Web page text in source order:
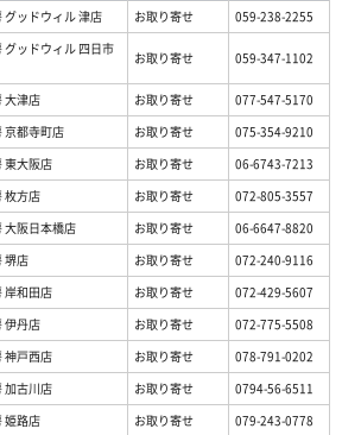
グッドウィル 津店 お取り寄せ 059-238-2255
グッドウィル 四日市
お取り寄せ 059-347-1102
大津店 お取り寄せ
077-547-5170
京都寺町店 お取り寄せ
075-354-9210
東大阪店 お取り寄せ
06-6743-7213
枚方店 お取り寄せ
072-805-3557
大阪日本橋店 お取り寄せ
06-6647-8820
堺店 お取り寄せ
072-240-9116
岸和田店 お取り寄せ
072-429-5607
伊丹店 お取り寄せ
072-775-5508
神戸西店 お取り寄せ
078-791-0202
加古川店 お取り寄せ
0794-56-6511
姫路店 お取り寄せ
079-243-0778